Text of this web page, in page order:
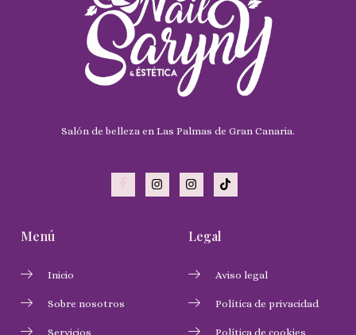
Salón de belleza en Las Palmas de Gran Canaria.
Menú
Inicio
Sobre nosotros
Servicios
Legal
Aviso legal
Política de privacidad
Política de cookies